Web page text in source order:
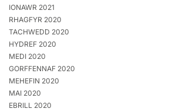
IONAWR 2021
RHAGFYR 2020
TACHWEDD 2020
HYDREF 2020
MEDI 2020
GORFFENNAF 2020
MEHEFIN 2020
MAI 2020
EBRILL 2020